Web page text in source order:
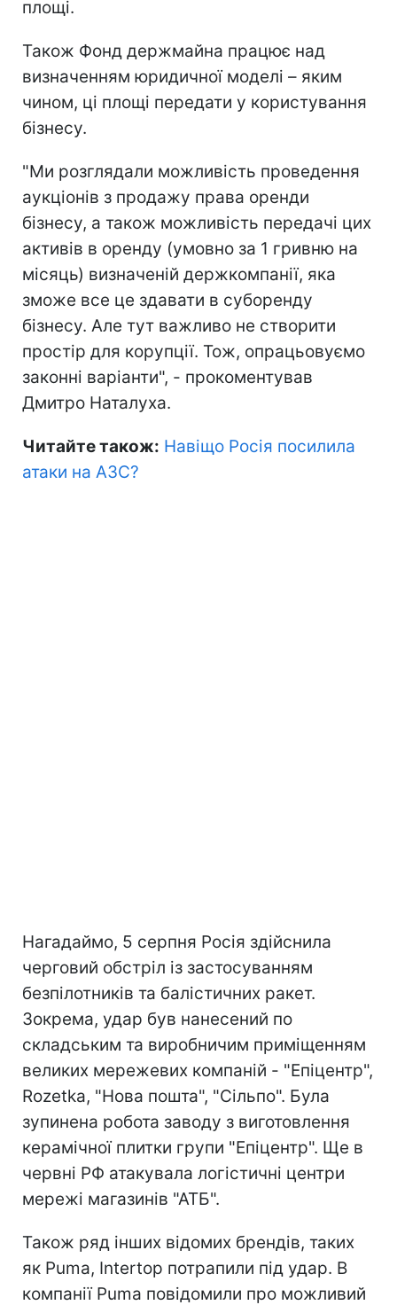
площі.
Також Фонд держмайна працює над
визначенням юридичної моделі – яким
чином, ці площі передати у користування
бізнесу.
"Ми розглядали можливість проведення
аукціонів з продажу права оренди
бізнесу, а також можливість передачі цих
активів в оренду (умовно за 1 гривню на
місяць) визначеній держкомпанії, яка
зможе все це здавати в суборенду
бізнесу. Але тут важливо не створити
простір для корупції. Тож, опрацьовуємо
законні варіанти", - прокоментував
Дмитро Наталуха.
Читайте також: Навіщо Росія посилила
атаки на АЗС?
Нагадаймо, 5 серпня Росія здійснила
черговий обстріл із застосуванням
безпілотників та балістичних ракет.
Зокрема, удар був нанесений по
складським та виробничим приміщенням
великих мережевих компаній - "Епіцентр",
Rozetka, "Нова пошта", "Сільпо". Була
зупинена робота заводу з виготовлення
керамічної плитки групи "Епіцентр". Ще в
червні РФ атакувала логістичні центри
мережі магазинів "АТБ".
Також ряд інших відомих брендів, таких
як Puma, Intertop потрапили під удар. В
компанії Puma повідомили про можливий